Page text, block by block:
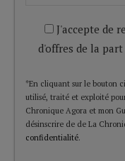
J'accepte de
d'offres de la
*En cliquant sur le bouton
utilisé, traité et exploité
Chronique Agora et mon
désinscrire de de La
confidentialité.